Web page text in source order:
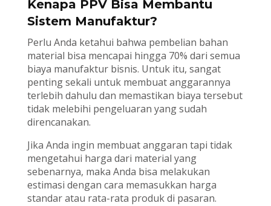
Kenapa PPV Bisa Membantu
Sistem Manufaktur?
Perlu Anda ketahui bahwa pembelian bahan
material bisa mencapai hingga 70% dari semua
biaya manufaktur bisnis. Untuk itu, sangat
penting sekali untuk membuat anggarannya
terlebih dahulu dan memastikan biaya tersebut
tidak melebihi pengeluaran yang sudah
direncanakan.
Jika Anda ingin membuat anggaran tapi tidak
mengetahui harga dari material yang
sebenarnya, maka Anda bisa melakukan
estimasi dengan cara memasukkan harga
standar atau rata-rata produk di pasaran.